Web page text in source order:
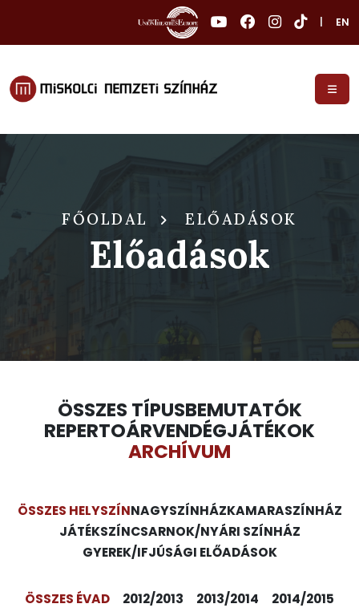
EN
FŐOLDAL ELŐADÁSOK
Előadások
ÖSSZES TÍPUSBEMUTATÓK
REPERTOÁRVENDÉGJÁTÉKOK
ARCHÍVUM
ÖSSZES HELYSZÍNNAGYSZÍNHÁZKAMARASZÍNHÁZ
JÁTÉKSZÍNCSARNOK/NYÁRI SZÍNHÁZ
GYEREK/IFJÚSÁGI ELŐADÁSOK
ÖSSZES ÉVAD 2012/2013 2013/2014
2014/2015